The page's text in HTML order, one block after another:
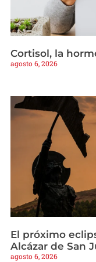
Cortisol, la
agosto 6, 2026
El próximo
Alcázar de San
agosto 6, 2026